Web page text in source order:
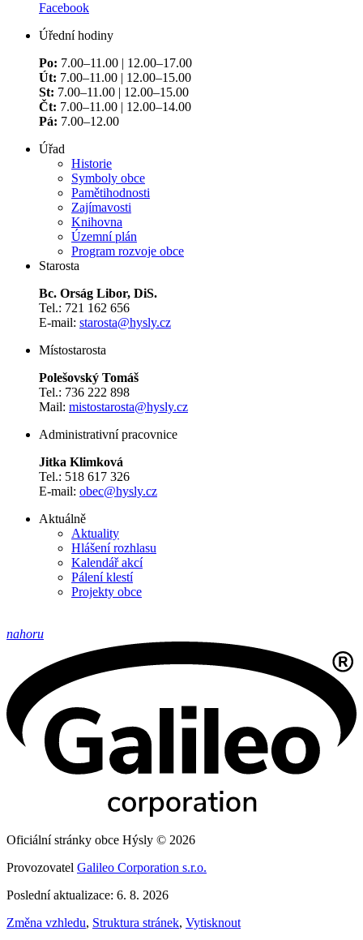
Facebook
Úřední hodiny
Po: 7.00–11.00 | 12.00–17.00
Út: 7.00–11.00 | 12.00–15.00
St: 7.00–11.00 | 12.00–15.00
Čt: 7.00–11.00 | 12.00–14.00
Pá: 7.00–12.00
Úřad
Historie
Symboly obce
Pamětihodnosti
Zajímavosti
Knihovna
Územní plán
Program rozvoje obce
Starosta
Bc. Orság Libor, DiS.
Tel.: 721 162 656
E-mail: starosta@hysly.cz
​​​​​​​Místostarosta
Polešovský Tomáš
Tel.: 736 222 898
Mail: mistostarosta@hysly.cz
Administrativní pracovnice
Jitka Klimková
Tel.: 518 617 326
E-mail: obec@hysly.cz
Aktuálně
Aktuality
Hlášení rozhlasu
Kalendář akcí
Pálení klestí
Projekty obce
nahoru
Oficiální stránky obce Hýsly © 2026
Provozovatel Galileo Corporation s.r.o.
Poslední aktualizace: 6. 8. 2026
Změna vzhledu, Struktura stránek, Vytisknout